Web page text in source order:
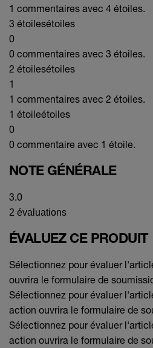
1 commentaires avec 4 étoiles.
3 étoilesétoiles
0
0 commentaires avec 3 étoiles.
2 étoilesétoiles
1
1 commentaires avec 2 étoiles.
1 étoileétoiles
0
0 commentaire avec 1 étoile.
NOTE GÉNÉRALE
3.0
2 évaluations
ÉVALUEZ CE PRODUIT
Sélectionnez pour évaluer
ouvrira le formulaire de
Sélectionnez pour évaluer
action ouvrira le formulaire de
Sélectionnez pour évaluer
action ouvrira le formulaire de